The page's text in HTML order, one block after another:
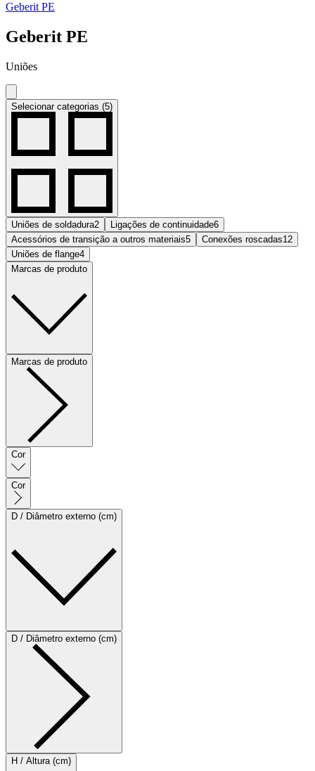
Geberit PE
Geberit PE
Uniões
Selecionar categorias (5)
Uniões de soldadura2 Ligações de continuidade6
Acessórios de transição a outros materiais5 Conexões roscadas12
Uniões de flange4
Marcas de produto
Marcas de produto
Cor
Cor
D / Diâmetro externo (cm)
D / Diâmetro externo (cm)
H / Altura (cm)